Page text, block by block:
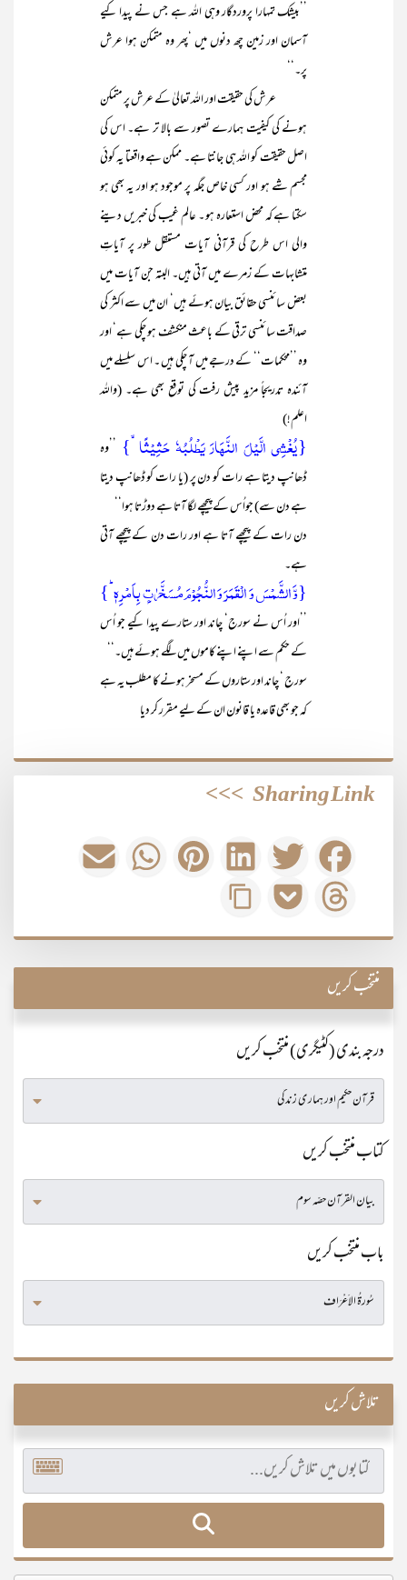
’’بیشک تمہارا پروردگار وہی اللہ ہے جس نے پیدا کیے
آسمان اور زمین چھ دنوں میں ‘پھر وہ متمکن ہوا عرش
پر۔‘‘
عرش کی حقیقت اور اللہ تعالیٰ کے عرش پر متمکن
ہونے کی کیفیت ہمارے تصور سے بالا تر ہے۔ اس کی
اصل حقیقت کو اللہ ہی جانتا ہے۔ ممکن ہے واقعتا یہ کوئی
مجسم شے ہو اور کسی خاص جگہ پر موجود ہو اور یہ بھی ہو
سکتا ہے کہ محض استعارہ ہو ۔ عالم غیب کی خبریں دینے
والی اس طرح کی قرآنی آیات مستقل طور پر آیاتِ
متشابہات کے زمرے میں آتی ہیں۔ البتہ جن آیات میں
بعض سائنسی حقائق بیان ہوئے ہیں‘ ان میں سے اکثر کی
صداقت سائنسی ترقی کے باعث منکشف ہو چکی ہے‘ اور
وہ ’’محکمات‘‘ کے درجے میں آ چکی ہیں ۔ اس سلسلے میں
آئندہ تدریجاً مزید پیش رفت کی توقع بھی ہے۔ (واللہ
اعلم!)
{یُغۡشِی الَّیۡلَ النَّہَارَ یَطۡلُبُہٗ حَثِیۡثًا ۙ} ’’وہ
ڈھانپ دیتا ہے رات کو دن پر (یا رات کو ڈھانپ دیتا
ہے دن سے) جواُس کے پیچھے لگا آتا ہے دوڑتا ہوا‘‘
دن رات کے پیچھے آتا ہے اور رات دن کے پیچھے آتی
ہے۔
{وَّ الشَّمۡسَ وَ الۡقَمَرَ وَ النُّجُوۡمَ مُسَخَّرٰتٍۭ بِاَمۡرِہٖ ؕ}
’’اور اُس نے سورج‘ چاند اور ستارے پیدا کیے جو اُس
کے حکم سے اپنے اپنے کاموں میں لگے ہوئے ہیں۔‘‘
سورج ‘ چاند اور ستاروں کے مسخر ہونے کا مطلب یہ ہے
کہ جو بھی قاعدہ یا قانون ان کے لیے مقرر کر دیا
Sharing Link
>>>
منتخب کریں
درجہ بندی (کٹیگری) منتخب کریں
کتاب منتخب کریں
باب منتخب کریں
تلاش کریں